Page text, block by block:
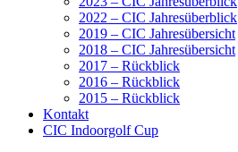
2022 – CIC Jahresüberblick
2019 – CIC Jahresübersicht
2018 – CIC Jahresübersicht
2017 – Rückblick
2016 – Rückblick
2015 – Rückblick
Kontakt
CIC Indoorgolf Cup